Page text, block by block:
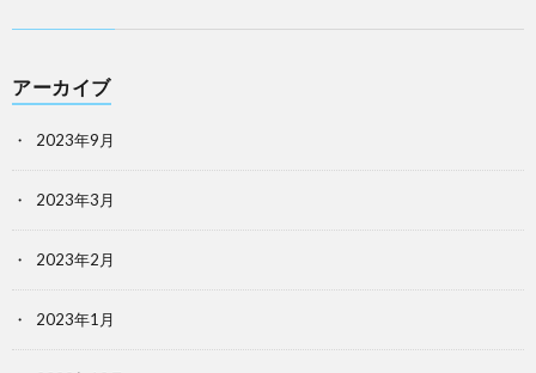
アーカイブ
2023年9月
2023年3月
2023年2月
2023年1月